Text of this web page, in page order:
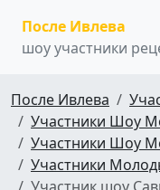
После Ивлева
шоу участники
После Ивлева
Участники Шоу
Участники Шоу
Участники